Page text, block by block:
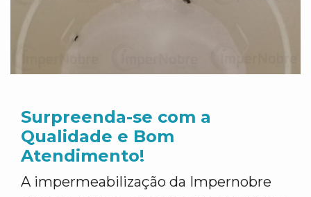
Surpreenda-se com a
Qualidade e Bom
Atendimento!
A impermeabilização da Impernobre